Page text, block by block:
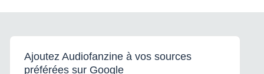
Ajoutez Audiofanzine à vos sources
préférées sur Google